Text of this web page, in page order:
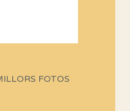
d'aquest anyFOTOS